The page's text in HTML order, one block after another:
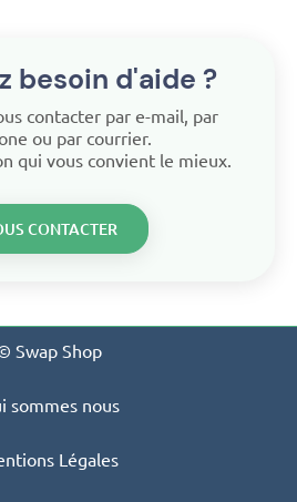
besoin d'aide ?
contacter par e-mail, par
ou par courrier.
qui vous convient le mieux.
CONTACTER
Swap Shop
sommes nous
Légales